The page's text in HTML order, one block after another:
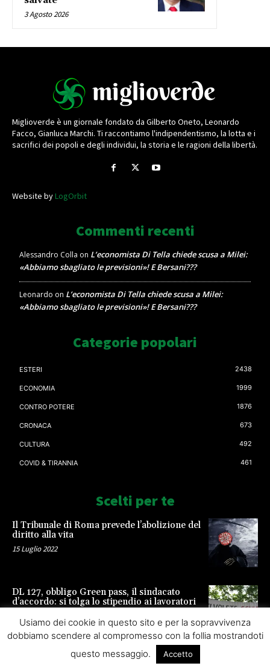
3 Agosto 2026
Miglioverde è un giornale fondato da Gilberto Oneto, Leonardo
Facco, Gianluca Marchi. Ti raccontiamo l'indipendentismo, la lotta e i
sacrifici dei popoli e degli individui, la storia e le ragioni della libertà.
Website byLogOrbit
Commenti recenti
Alessandro Colla on L’economista Di Tella chiede scusa a Milei:
«Abbiamo sbagliato le previsioni»! E Bersani???
Leonardo on L’economista Di Tella chiede scusa a Milei:
«Abbiamo sbagliato le previsioni»! E Bersani???
Categorie popolari
ESTERI 2438
ECONOMIA 1999
CONTRO POTERE 1876
CRONACA 673
CULTURA 492
COVID & TIRANNIA 461
Scelti per te
Il Tribunale di Roma prevede l’abolizione del
diritto alla vita
15 Luglio 2022
DL 127, obbligo Green pass, il sindacato
d’accordo: si tolga lo stipendio ai lavoratori
Usiamo dei cookie in questo sito e per la sopravvivenza
dobbiamo scendere al compromesso con la follia mostrandoti
questo messaggio.
Accetto